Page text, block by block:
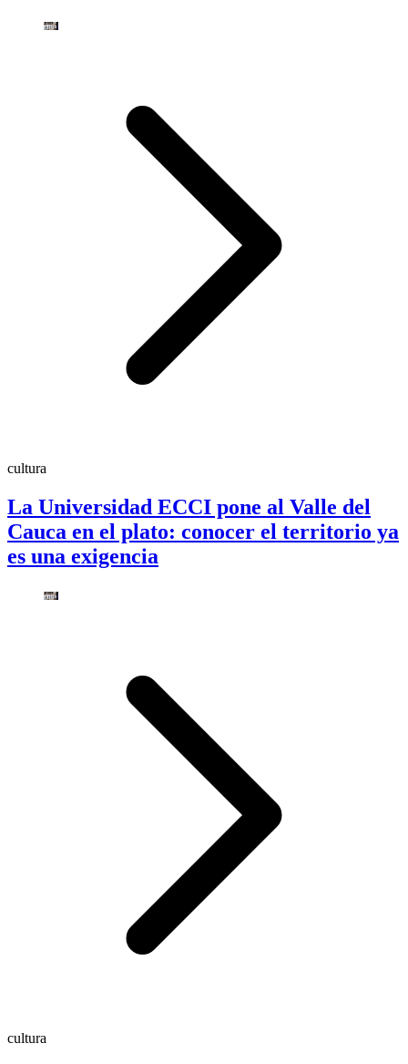
cultura
La Universidad ECCI pone al Valle del
Cauca en el plato: conocer el territorio ya
es una exigencia
cultura